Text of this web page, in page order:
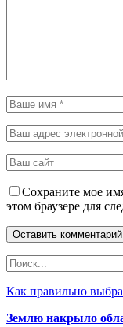
Сохраните мое
этом браузере для
Как правильно
Землю накрыло